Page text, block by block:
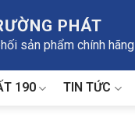
PHÁT
sản phẩm chính hãng
190 TIN TỨC